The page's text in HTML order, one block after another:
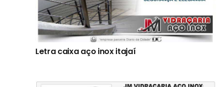
Letra caixa aço inox itajaí